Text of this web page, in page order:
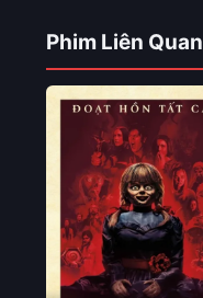
Phim Liên Quan